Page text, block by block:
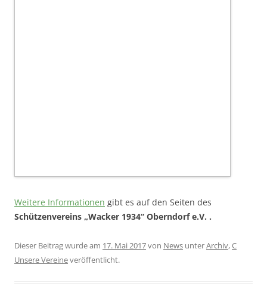
Weitere Informationen gibt es auf den Seiten des
Schützenvereins „Wacker 1934“ Oberndorf e.V. .
Dieser Beitrag wurde am 17. Mai 2017von News unterArchiv,C
Unsere Vereineveröffentlicht.